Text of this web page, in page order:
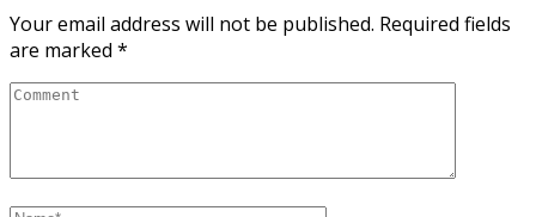
Your email address will not be published. Required fields
are marked *